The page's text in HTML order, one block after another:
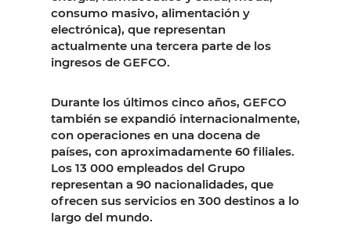
consumo masivo, alimentación y
electrónica), que representan
actualmente una tercera parte de los
ingresos de GEFCO.
Durante los últimos cinco años, GEFCO
también se expandió internacionalmente,
con operaciones en una docena de
países, con aproximadamente 60 filiales.
Los 13 000 empleados del Grupo
representan a 90 nacionalidades, que
ofrecen sus servicios en 300 destinos a lo
largo del mundo.